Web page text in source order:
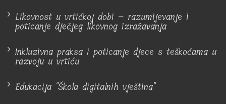
Likovnost u vrtićkoj dobi – razumijevanje i
poticanje dječjeg likovnog izražavanja
Inkluzivna praksa i poticanje djece s teškoćama u
razvoju u vrtiću
Edukacija "Škola digitalnih vještina"